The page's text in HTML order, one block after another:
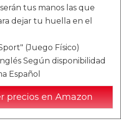
tus manos las que
dejar tu huella en el
(Juego Físico)
Según disponibilidad
Español
precios en Amazon